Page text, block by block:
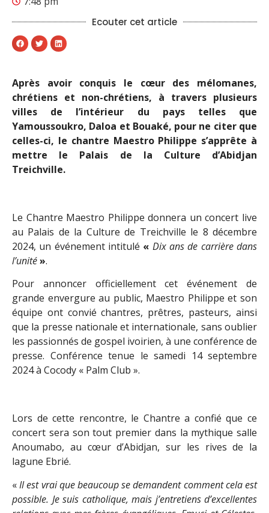
Ecouter cet article
Après avoir conquis le cœur des mélomanes,
chrétiens et non-chrétiens, à travers plusieurs
villes de l’intérieur du pays telles que
Yamoussoukro, Daloa et Bouaké, pour ne citer que
celles-ci, le chantre Maestro Philippe s’apprête à
mettre le Palais de la Culture d’Abidjan
Treichville.
Le Chantre Maestro Philippe donnera un concert live
au Palais de la Culture de Treichville le 8 décembre
2024, un événement intitulé « Dix ans de carrière dans
l’unité».
Pour annoncer officiellement cet événement de
grande envergure au public, Maestro Philippe et son
équipe ont convié chantres, prêtres, pasteurs, ainsi
que la presse nationale et internationale, sans oublier
les passionnés de gospel ivoirien, à une conférence de
presse. Conférence tenue le samedi 14 septembre
2024 à Cocody « Palm Club ».
Lors de cette rencontre, le Chantre a confié que ce
concert sera son tout premier dans la mythique salle
Anoumabo, au cœur d’Abidjan, sur les rives de la
lagune Ebrié.
«Il est vrai que beaucoup se demandent comment cela est
possible. Je suis catholique, mais j’entretiens d’excellentes